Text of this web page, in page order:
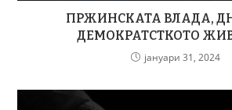
ПРЖИНСКАТА ВЛАДА,
ДЕМОКРАТСТКОТО
јануари 31, 2024